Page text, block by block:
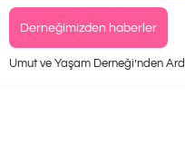
Derneğimizden haberler
Umut ve Yaşam Derneği’nden